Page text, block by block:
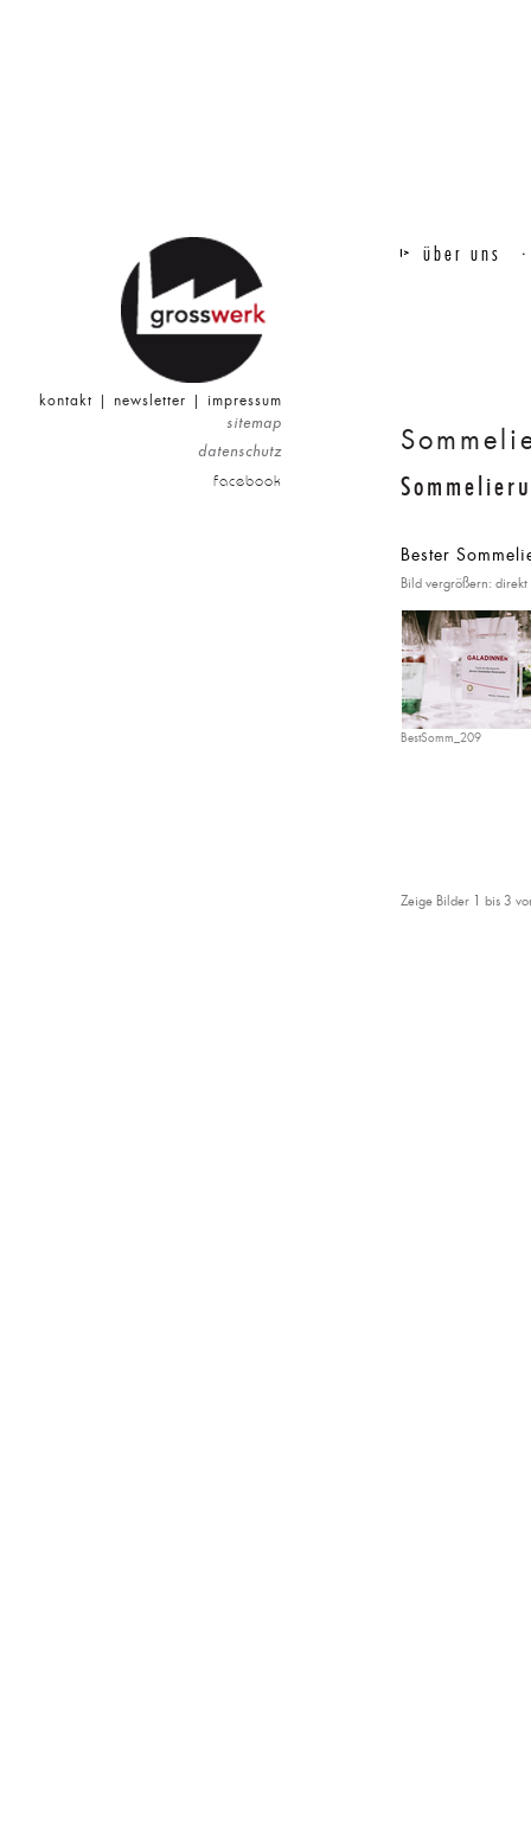
kontakt | newsletter | impressum
sitemap
datenschutz
facebook
über uns
Bester
Bild vergrößern:
BestSomm_209
Zeige Bilder 1 bis 3